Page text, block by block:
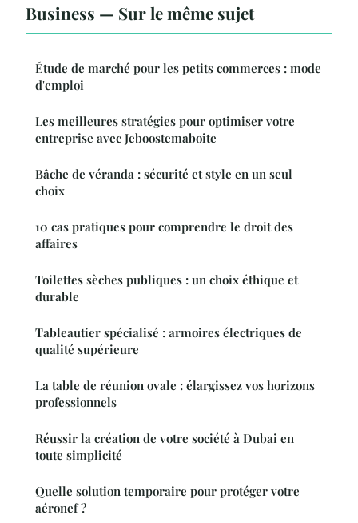
Business — Sur le même sujet
Étude de marché pour les petits commerces : mode
d'emploi
Les meilleures stratégies pour optimiser votre
entreprise avec Jeboostemaboite
Bâche de véranda : sécurité et style en un seul
choix
10 cas pratiques pour comprendre le droit des
affaires
Toilettes sèches publiques : un choix éthique et
durable
Tableautier spécialisé : armoires électriques de
qualité supérieure
La table de réunion ovale : élargissez vos horizons
professionnels
Réussir la création de votre société à Dubai en
toute simplicité
Quelle solution temporaire pour protéger votre
aéronef ?